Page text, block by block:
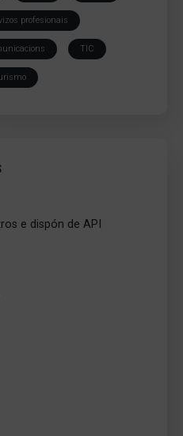
profesionais
TIC
e dispón de API